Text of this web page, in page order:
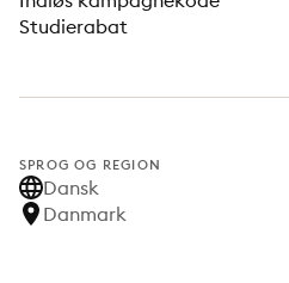
Studierabat
SPROG OG REGION
Dansk
Danmark